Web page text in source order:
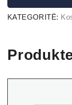
KATEGORITË: